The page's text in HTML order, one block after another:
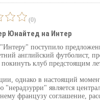
(0)
Юнайтед на Интер
поступило
английский футболист,
клуб предстоящим
однако в настоящий
является
французу соглашение,